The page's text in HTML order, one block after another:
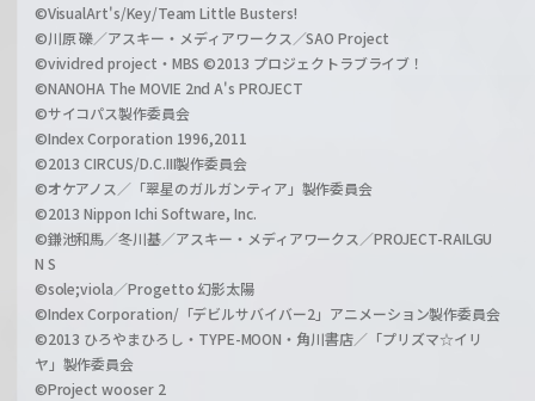
©VisualArt's/Key/Team Little Busters!
©川原 礫／アスキー・メディアワークス／SAO Project
©vividred project・MBS ©2013 プロジェクトラブライブ！
©NANOHA The MOVIE 2nd A's PROJECT
©サイコパス製作委員会
©Index Corporation 1996,2011
©2013 CIRCUS/D.C.III製作委員会
©オケアノス／「翠星のガルガンティア」製作委員会
©2013 Nippon Ichi Software, Inc.
©鎌池和馬／冬川基／アスキー・メディアワークス／PROJECT-RAILGU
N S
©sole;viola／Progetto 幻影太陽
©Index Corporation/「デビルサバイバー2」アニメーション製作委員会
©2013 ひろやまひろし・TYPE-MOON・角川書店／「プリズマ☆イリ
ヤ」製作委員会
©Project wooser 2